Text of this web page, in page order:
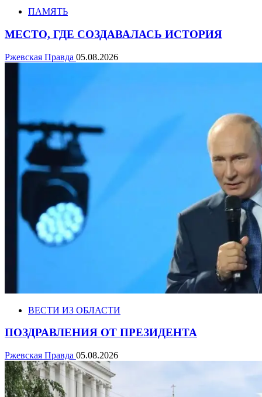
ПАМЯТЬ
МЕСТО, ГДЕ СОЗДАВАЛАСЬ ИСТОРИЯ
Ржевская Правда 05.08.2026
ВЕСТИ ИЗ ОБЛАСТИ
ПОЗДРАВЛЕНИЯ ОТ ПРЕЗИДЕНТА
Ржевская Правда 05.08.2026